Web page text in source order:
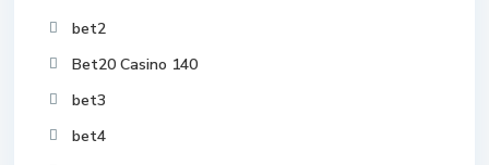
bet2
Bet20 Casino 140
bet3
bet4